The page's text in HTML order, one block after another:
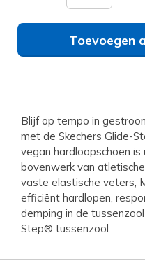
Toevoegen
Blijf op tempo in
met de Skechers Glide-
vegan hardloopschoen
bovenwerk van
vaste elastische veters,
efficiënt hardlopen,
demping in de
Step® tussenzool.